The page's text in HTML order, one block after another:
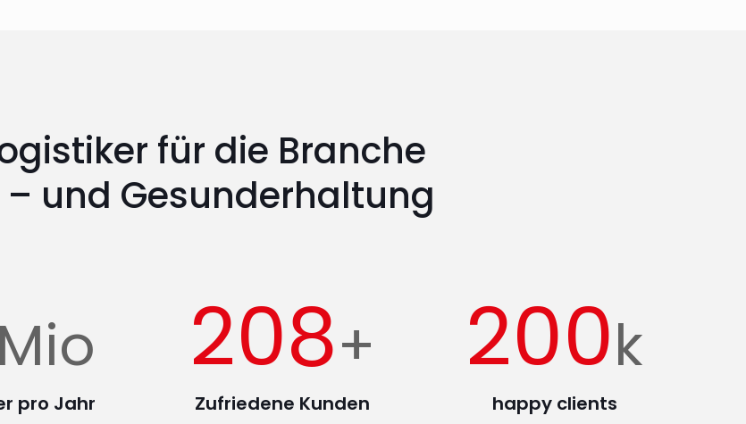
für die Branche
und Gesunderhaltung
Mio
pro Jahr
208+
Zufriedene Kunden
200k
happy clients